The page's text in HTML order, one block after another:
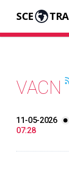
SCE
VACN
11-05-2026
07:28